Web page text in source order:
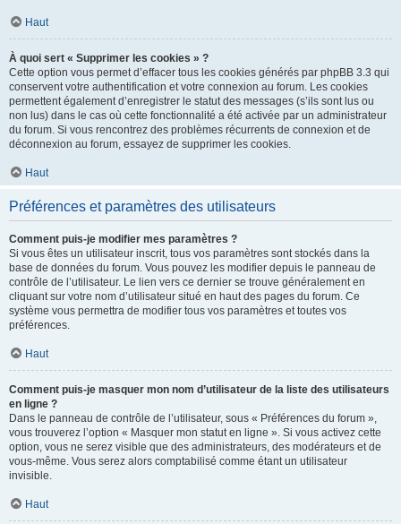
Haut
À quoi sert « Supprimer les cookies » ?
Cette option vous permet d’effacer tous les cookies générés par phpBB 3.3 qui
conservent votre authentification et votre connexion au forum. Les cookies
permettent également d’enregistrer le statut des messages (s’ils sont lus ou
non lus) dans le cas où cette fonctionnalité a été activée par un administrateur
du forum. Si vous rencontrez des problèmes récurrents de connexion et de
déconnexion au forum, essayez de supprimer les cookies.
Haut
Préférences et paramètres des utilisateurs
Comment puis-je modifier mes paramètres ?
Si vous êtes un utilisateur inscrit, tous vos paramètres sont stockés dans la
base de données du forum. Vous pouvez les modifier depuis le panneau de
contrôle de l’utilisateur. Le lien vers ce dernier se trouve généralement en
cliquant sur votre nom d’utilisateur situé en haut des pages du forum. Ce
système vous permettra de modifier tous vos paramètres et toutes vos
préférences.
Haut
Comment puis-je masquer mon nom d’utilisateur de la liste des utilisateurs
en ligne ?
Dans le panneau de contrôle de l’utilisateur, sous « Préférences du forum »,
vous trouverez l’option « Masquer mon statut en ligne ». Si vous activez cette
option, vous ne serez visible que des administrateurs, des modérateurs et de
vous-même. Vous serez alors comptabilisé comme étant un utilisateur
invisible.
Haut